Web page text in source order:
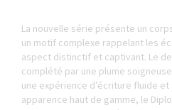
La nouvelle série présente un
un motif complexe rappelant les
aspect distinctif et captivant. Le
complété par une plume
une expérience d’écriture fluide
apparence haut de gamme, le